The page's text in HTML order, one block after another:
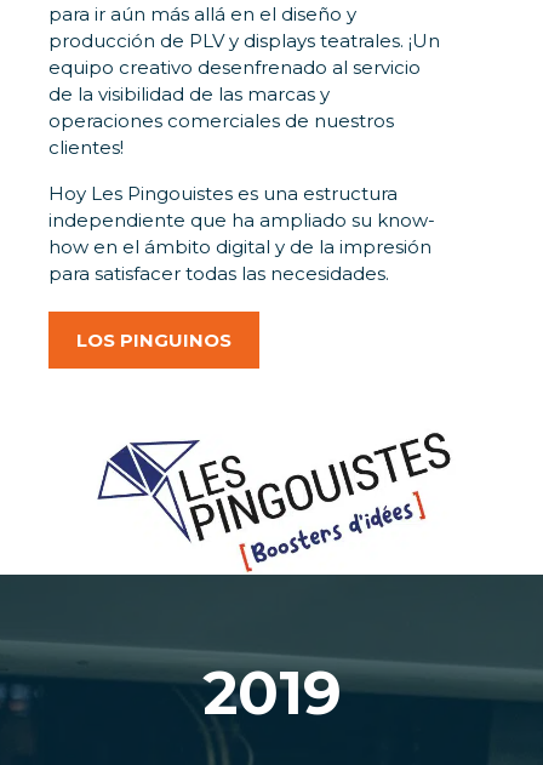
para ir aún más allá en el diseño y
producción de PLV y displays teatrales. ¡Un
equipo creativo desenfrenado al servicio
de la visibilidad de las marcas y
operaciones comerciales de nuestros
clientes!
Hoy Les Pingouistes es una estructura
independiente que ha ampliado su know-
how en el ámbito digital y de la impresión
para satisfacer todas las necesidades.
LOS PINGUINOS
2019